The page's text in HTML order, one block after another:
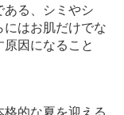
る、シミやシ
はお肌だけでな
因になること
的な夏を迎える